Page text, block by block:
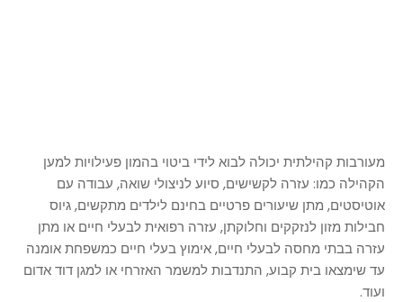
מעורבות קהילתית יכולה לבוא לידי ביטוי בהמון פעילויות למען
הקהילה כמו: עזרה לקשישים, סיוע לניצולי שואה, עבודה עם
אוטיסטים, מתן שיעורים פרטיים בחינם לילדים מתקשים, גיוס
חבילות מזון לנזקקים וחלוקתן, עזרה רפואית לבעלי חיים או מתן
עזרה בבתי מחסה לבעלי חיים, אימוץ בעלי חיים כמשפחת אומנה
עד שימצאו בית קבוע, התנדבות למשמר האזרחי או למגן דוד אדום
ועוד.